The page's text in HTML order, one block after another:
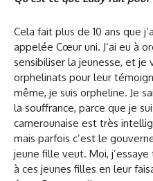
Cela fait plus de 10 ans que
appelée Cœur uni. J’ai eu à
sensibiliser la jeunesse, et
orphelinats pour leur
même, je suis orpheline. Je
la souffrance, parce que je
camerounaise est très
mais parfois c’est le
jeune fille veut. Moi,
à ces jeunes filles en leur